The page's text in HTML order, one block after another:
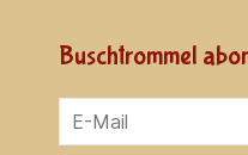
Buschtrommel